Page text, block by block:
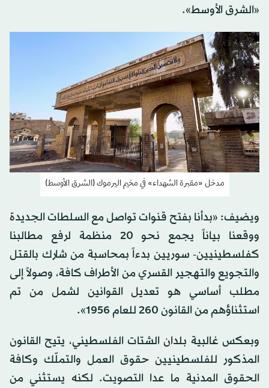
«الشرق الأوسط».
مدخل «مقبرة الشهداء» في مخيم اليرموك (الشرق الأوسط)
ويضيف: «بدأنا بفتح قنوات تواصل مع السلطات الجديدة
ووقعنا بياناً يجمع نحو 20 منظمة لرفع مطالبنا
كفلسطينيين- سوريين بدءاً بمحاسبة من شارك بالقتل
والتجويع والتهجير القسري من الأطراف كافة، وصولاً إلى
مطلب أساسي هو تعديل القوانين لشمل من تم
استثناؤهم من القانون 260 للعام 1956».
وبعكس غالبية بلدان الشتات الفلسطيني، يتيح القانون
المذكور للفلسطينيين حقوق العمل والتملّك وكافة
الحقوق المدنية ما عدا التصويت. لكنه يستثني من